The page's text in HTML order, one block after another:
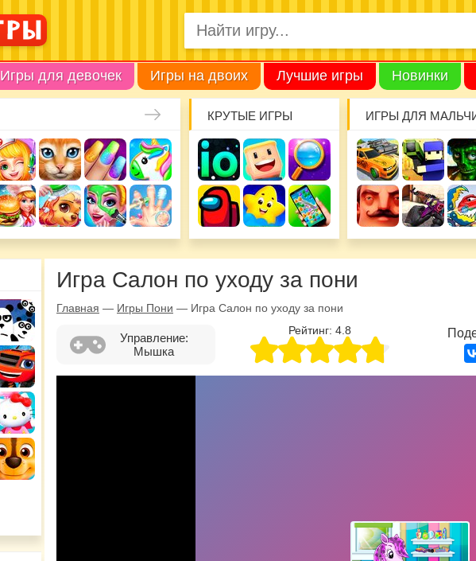
Игры для девочек Игры на двоих Лучшие игры Новинки
КРУТЫЕ ИГРЫ ИГРЫ ДЛЯ
Игра Салон по уходу за пони
Главная — Игры Пони — Игра Салон по уходу за пони
Управление:
Мышка
Рейтинг: 4.8